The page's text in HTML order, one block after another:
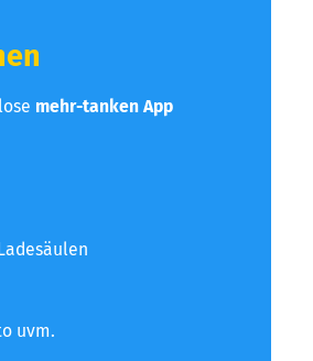
mehr-tanken App
uvm.